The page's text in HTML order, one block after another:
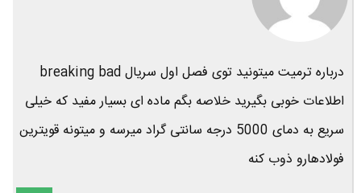
درباره ترمیت میتونید توی فصل اول سریال breaking bad
اطلاعات خوبی بگیرید خلاصه بگم ماده ای بسیار مفید که خیلی
سریع به دمای 5000 درجه سانتی گراد میرسه و میتونه قویترین
فولادهارو ذوب کنه